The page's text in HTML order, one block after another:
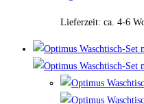
Lieferzeit: ca. 4-6